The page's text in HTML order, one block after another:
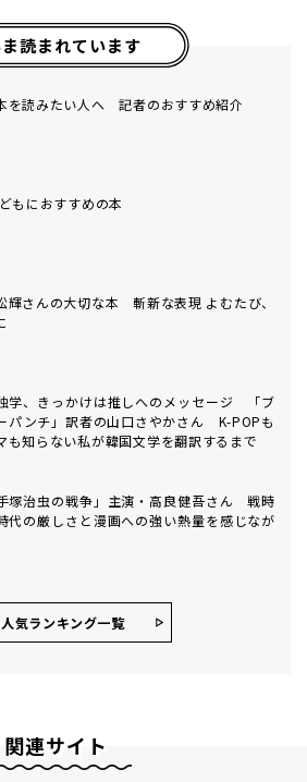
ま読まれています
を読みたい人へ 記者のおすすめ紹介
もにおすすめの本
輝さんの大切な本 斬新な表現 よむたび、
学、きっかけは推しへのメッセージ 「ブ
パンチ」訳者の山口さやかさん K-POPも
も知らない私が韓国文学を翻訳するまで
塚治虫の戦争」主演・高良健吾さん 戦時
代の厳しさと漫画への強い熱量を感じなが
人気ランキング⼀覧
関連サイト